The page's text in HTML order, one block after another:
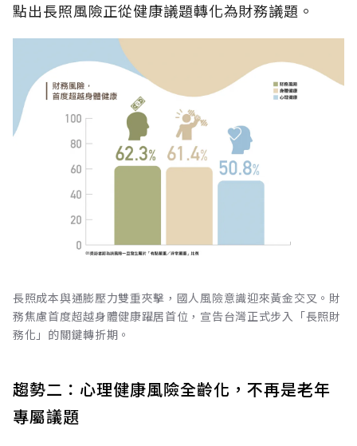
點出長照風險正從健康議題轉化為財務議題。
長照成本與通膨壓力雙重夾擊，國人風險意識迎來黃金交叉。財
務焦慮首度超越身體健康躍居首位，宣告台灣正式步入「長照財
務化」的關鍵轉折期。
趨勢二：心理健康風險全齡化，不再是老年
專屬議題